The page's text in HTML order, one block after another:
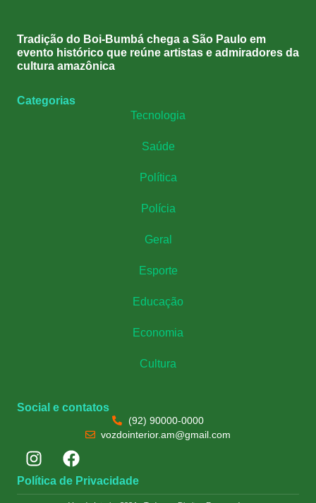
Tradição do Boi-Bumbá chega a São Paulo em
evento histórico que reúne artistas e admiradores da
cultura amazônica
Categorias
Tecnologia
Saúde
Política
Polícia
Geral
Esporte
Educação
Economia
Cultura
Social e contatos
(92) 90000-0000
vozdointerior.am@gmail.com
Política de Privacidade